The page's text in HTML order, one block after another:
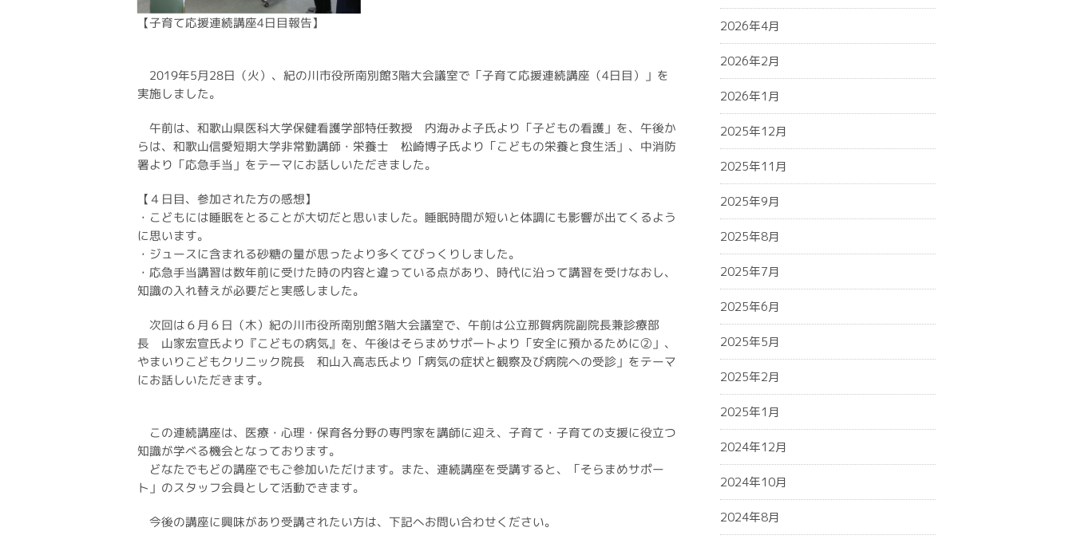
【子育て応援連続講座4日目報告】
2019年5月28日（火）、紀の川市役所南別館3階大会議室で「子育て応援連続講座（4日目）」を
実施しました。
午前は、和歌山県医科大学保健看護学部特任教授 内海みよ子氏より「子どもの看護」を、午後か
らは、和歌山信愛短期大学非常勤講師・栄養士 松崎博子氏より「こどもの栄養と食生活」、中消防
署より「応急手当」をテーマにお話しいただきました。
【４日目、参加された方の感想】
・こどもには睡眠をとることが大切だと思いました。睡眠時間が短いと体調にも影響が出てくるよう
に思います。
・ジュースに含まれる砂糖の量が思ったより多くてびっくりしました。
・応急手当講習は数年前に受けた時の内容と違っている点があり、時代に沿って講習を受けなおし、
知識の入れ替えが必要だと実感しました。
次回は６月６日（木）紀の川市役所南別館3階大会議室で、午前は公立那賀病院副院長兼診療部
長 山家宏宣氏より『こどもの病気』を、午後はそらまめサポートより「安全に預かるために②」、
やまいりこどもクリニック院長 和山入高志氏より「病気の症状と観察及び病院への受診」をテーマ
にお話しいただきます。
この連続講座は、医療・心理・保育各分野の専門家を講師に迎え、子育て・子育ての支援に役立つ
知識が学べる機会となっております。
どなたでもどの講座でもご参加いただけます。また、連続講座を受講すると、「そらまめサポー
ト」のスタッフ会員として活動できます。
今後の講座に興味があり受講されたい方は、下記へお問い合わせください。
2026年4月
2026年2月
2026年1月
2025年12月
2025年11月
2025年9月
2025年8月
2025年7月
2025年6月
2025年5月
2025年2月
2025年1月
2024年12月
2024年10月
2024年8月